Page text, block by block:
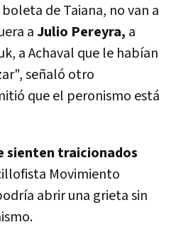
de Taiana, no van a
aJulio Pereyra, a
a Achaval que le habían
señaló otro
que el peronismo está
sienten traicionados
Movimiento
abrir una grieta sin